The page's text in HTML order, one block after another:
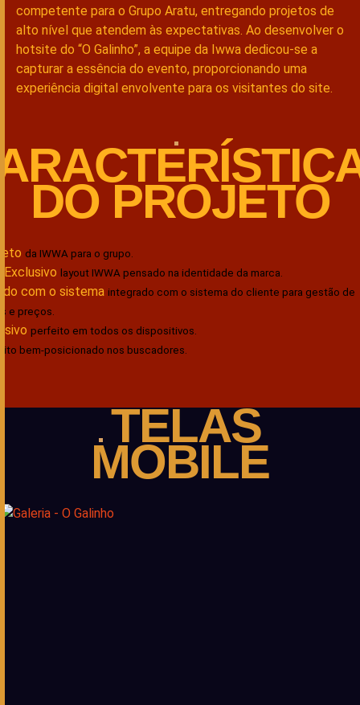
competente para o Grupo Aratu, entregando projetos de
alto nível que atendem às expectativas. Ao desenvolver o
hotsite do “O Galinho”, a equipe da Iwwa dedicou-se a
capturar a essência do evento, proporcionando uma
experiência digital envolvente para os visitantes do site.
DO PROJETO
da IWWA para o grupo.
Exclusivo layout IWWA pensado na identidade da marca.
com o sistema integrado com o sistema do cliente para gestão de
e preços.
perfeito em todos os dispositivos.
bem-posicionado nos buscadores.
TELAS
MOBILE